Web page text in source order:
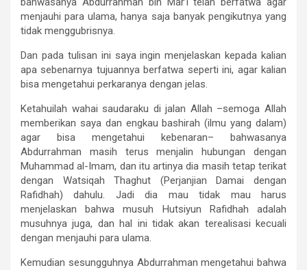
menjauhi para ulama, hanya saja banyak pengikutnya yang
tidak menggubrisnya.
Dan pada tulisan ini saya ingin menjelaskan kepada kalian
apa sebenarnya tujuannya berfatwa seperti ini, agar kalian
bisa mengetahui perkaranya dengan jelas.
Ketahuilah wahai saudaraku di jalan Allah –semoga Allah
memberikan saya dan engkau bashirah (ilmu yang dalam)
agar bisa mengetahui kebenaran– bahwasanya
Abdurrahman masih terus menjalin hubungan dengan
Muhammad al-Imam, dan itu artinya dia masih tetap terikat
dengan Watsiqah Thaghut (Perjanjian Damai dengan
Rafidhah) dahulu. Jadi dia mau tidak mau harus
menjelaskan bahwa musuh Hutsiyun Rafidhah adalah
musuhnya juga, dan hal ini tidak akan terealisasi kecuali
dengan menjauhi para ulama.
Kemudian sesungguhnya Abdurrahman mengetahui bahwa